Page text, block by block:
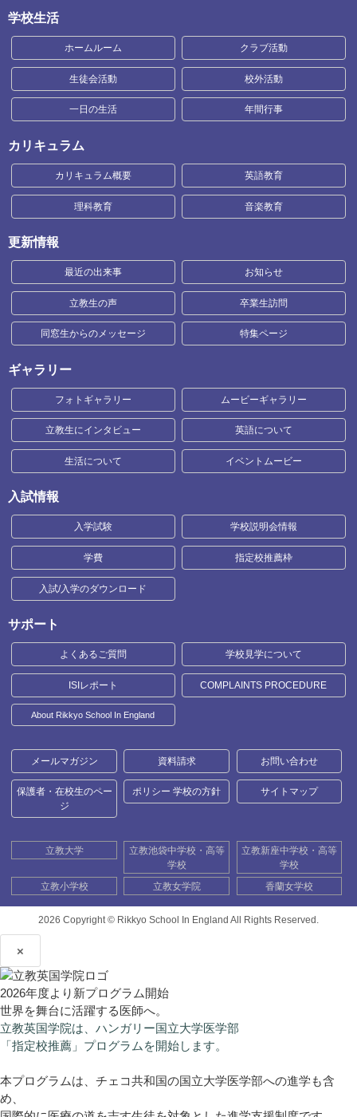
学校生活
ホームルーム クラブ活動
生徒会活動 校外活動
一日の生活 年間行事
カリキュラム
カリキュラム概要 英語教育
理科教育 音楽教育
更新情報
最近の出来事 お知らせ
立教生の声 卒業生訪問
同窓生からのメッセージ 特集ページ
ギャラリー
フォトギャラリー ムービーギャラリー
立教生にインタビュー 英語について
生活について イベントムービー
入試情報
入学試験 学校説明会情報
学費 指定校推薦枠
入試/入学のダウンロード
サポート
よくあるご質問 学校見学について
ISIレポート COMPLAINTS PROCEDURE
About Rikkyo School In England
メールマガジン 資料請求 お問い合わせ
保護者・在校生のペー
ジ
ポリシー 学校の方針 サイトマップ
立教大学
立教池袋中学校・高等
学校
立教新座中学校・高等
学校
立教小学校
立教女学院 香蘭女学校
2026 Copyright © Rikkyo School In England All Rights Reserved.
×
2026年度より新プログラム開始
世界を舞台に活躍する医師へ。
立教英国学院は、ハンガリー国立大学医学部
「指定校推薦」プログラムを開始します。
本プログラムは、チェコ共和国の国立大学医学部への進学も含
め、